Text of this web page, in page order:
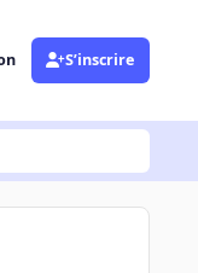
S’inscrire